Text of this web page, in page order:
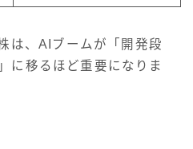
は、AIブームが「開発段
に移るほど重要になりま